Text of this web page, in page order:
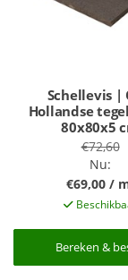
Schellevis |
Hollandse
80x80x5
€72,60
Nu:
€69,00 /
Bereken &
Bereken &